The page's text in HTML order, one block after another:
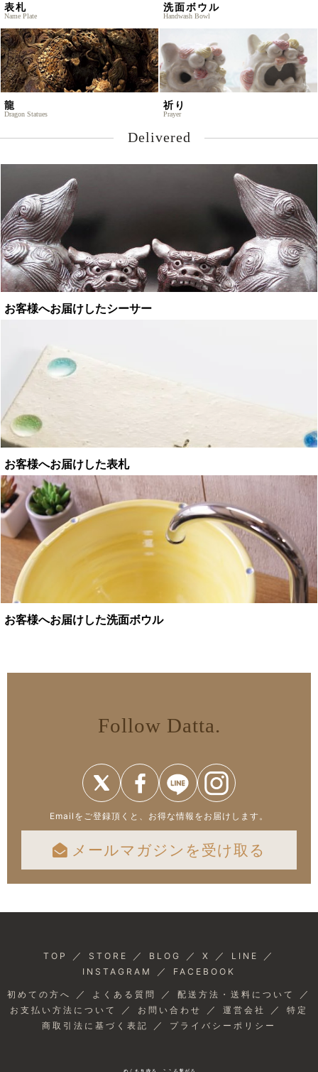
表札
Name Plate
洗面ボウル
Handwash Bowl
龍
Dragon Statues
祈り
Prayer
Delivered
お客様へお届けしたシーサー
お客様へお届けした表札
お客様へお届けした洗面ボウル
Follow Datta.
Emailをご登録頂くと、お得な情報をお届けします。
メールマガジンを受け取る
TOP ／ STORE ／ BLOG ／ X ／ LINE ／
INSTAGRAM ／ FACEBOOK
初めての方へ ／ よくある質問 ／ 配送方法・送料について ／
お支払い方法について ／ お問い合わせ ／ 運営会社 ／ 特定
商取引法に基づく表記
／ プライバシーポリシー